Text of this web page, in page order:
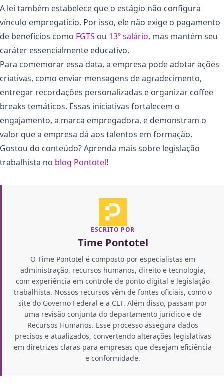
A lei também estabelece que o estágio não configura
vínculo empregatício. Por isso, ele não exige o pagamento
de benefícios como FGTS ou 13º salário, mas mantém seu
caráter essencialmente educativo.
Para comemorar essa data, a empresa pode adotar ações
criativas, como enviar mensagens de agradecimento,
entregar recordações personalizadas e organizar coffee
breaks temáticos. Essas iniciativas fortalecem o
engajamento, a marca empregadora, e demonstram o
valor que a empresa dá aos talentos em formação.
Gostou do conteúdo? Aprenda mais sobre legislação
trabalhista no blog Pontotel!
ESCRITO POR
Time Pontotel
O Time Pontotel é composto por especialistas em
administração, recursos humanos, direito e tecnologia,
com experiência em controle de ponto digital e legislação
trabalhista. Nossos recursos vêm de fontes oficiais, como o
site do Governo Federal e a CLT. Além disso, passam por
uma revisão conjunta do departamento jurídico e de
Recursos Humanos. Esse processo assegura dados
precisos e atualizados, convertendo alterações legislativas
em diretrizes claras para empresas que desejam eficiência
e conformidade.